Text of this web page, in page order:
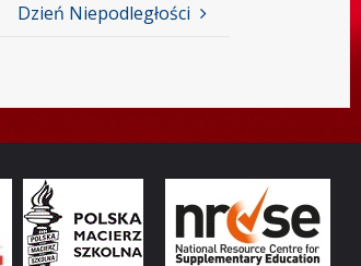
Dzień Niepodległości